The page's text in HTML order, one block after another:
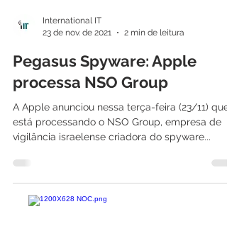
International IT
23 de nov. de 2021
2 min de leitura
Pegasus Spyware: Apple
processa NSO Group
A Apple anunciou nessa terça-feira (23/11) que